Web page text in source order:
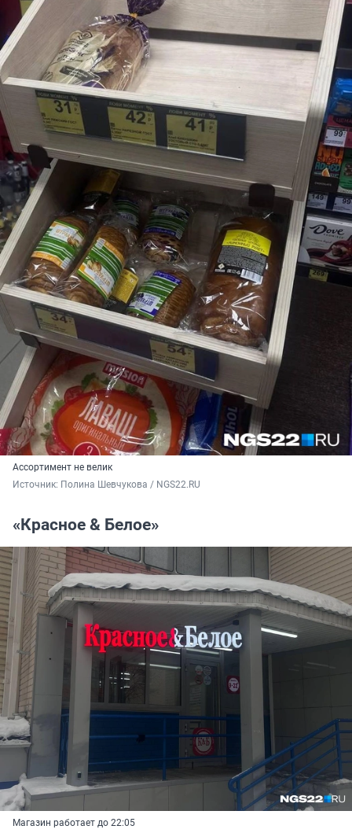
Ассортимент не велик
Источник: Полина Шевчукова / NGS22.RU
«Красное & Белое»
Магазин работает до 22:05